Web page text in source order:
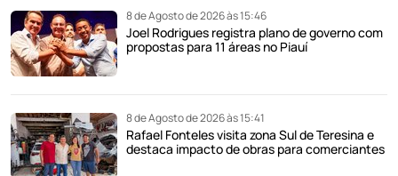
8 de Agosto de 2026 às 15:46
Joel Rodrigues registra plano de governo com
propostas para 11 áreas no Piauí
8 de Agosto de 2026 às 15:41
Rafael Fonteles visita zona Sul de Teresina e
destaca impacto de obras para comerciantes